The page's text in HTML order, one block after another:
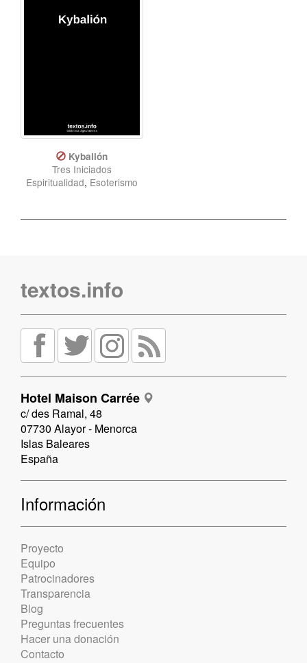
Kybalión
Tres Iniciados
Espiritualidad, Esoterismo
textos.info
Hotel Maison Carrée
c/ des Ramal, 48
07730 Alayor - Menorca
Islas Baleares
España
Información
Proyecto
Equipo
Patrocinadores
Transparencia
Blog
Preguntas frecuentes
Hacer una donación
Contacto